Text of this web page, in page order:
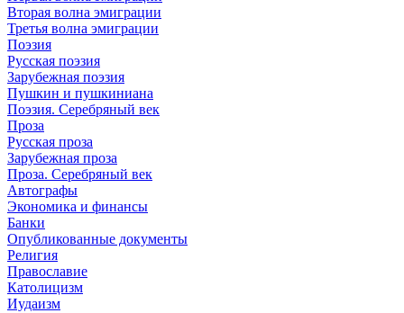
Вторая волна эмиграции
Третья волна эмиграции
Поэзия
Русская поэзия
Зарубежная поэзия
Пушкин и пушкиниана
Поэзия. Серебряный век
Проза
Русская проза
Зарубежная проза
Проза. Серебряный век
Автографы
Экономика и финансы
Банки
Опубликованные документы
Религия
Православие
Католицизм
Иудаизм